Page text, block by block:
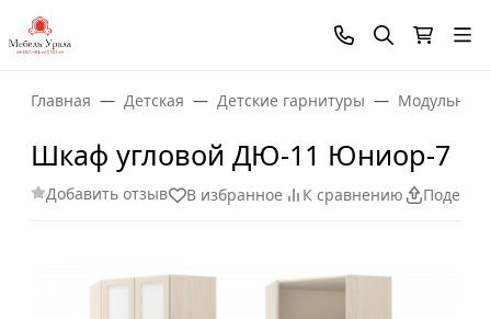
Главная Детская Детские гарнитуры Модульная
Шкаф угловой ДЮ-11 Юниор-7
Добавить отзыв В избранное К сравнению